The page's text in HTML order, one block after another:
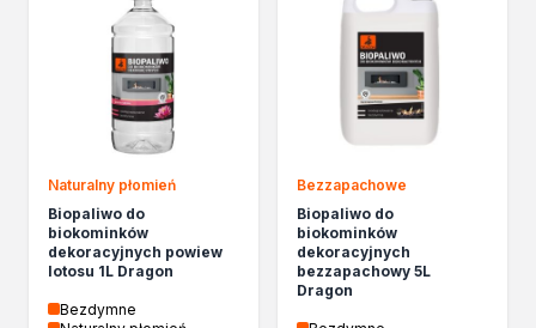
Ochrona i dekoracja
Lakierobejce
Farby w aerozolu
Impregnaty dekoracyjny do drewna
Żywica epoksydowa
Impregnaty specjalistyczne
Impregnaty do drewna konstrukcyjnego
Remont
Grunty
Naturalny płomień
Biopaliwo do
biokominków
dekoracyjnych powiew
lotosu 1L Dragon
Bezdymne
Bezzapachowe
Biopaliwo do
biokominków
dekoracyjnych
bezzapachowy 5L
Dragon